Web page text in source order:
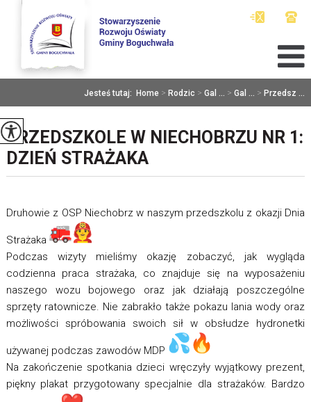
Jesteś tutaj: Home > Rodzic > Gal ... > Gal ... > Przedsz ...
PRZEDSZKOLE W NIECHOBRZU NR 1:
DZIEŃ STRAŻAKA
Druhowie z OSP Niechobrz w naszym przedszkolu z okazji Dnia
Strażaka
Podczas wizyty mieliśmy okazję zobaczyć, jak wygląda
codzienna praca strażaka, co znajduje się na wyposażeniu
naszego wozu bojowego oraz jak działają poszczególne
sprzęty ratownicze. Nie zabrakło także pokazu lania wody oraz
możliwości spróbowania swoich sił w obsłudze hydronetki
używanej podczas zawodów MDP
Na zakończenie spotkania dzieci wręczyły wyjątkowy prezent,
piękny plakat przygotowany specjalnie dla strażaków. Bardzo